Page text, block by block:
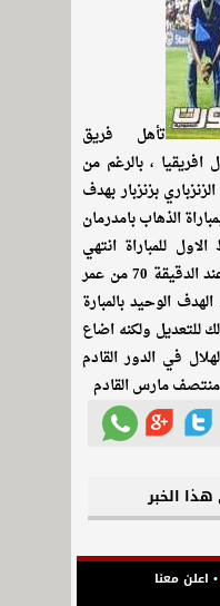
تأهل فريق
ابطال افريقيا ، بالرغم من
بزنزبار بهدف
الذهاب بامدرمان
للمباراة انتهي
بالتعادل السلبي بين الطرفين وعند الدقيقة 70 من عمر
الوحيد بالمبارة
للتعديل ولكنه اضاع
في الدور القادم
مارس القادم
الخبر
• اعلن معنا